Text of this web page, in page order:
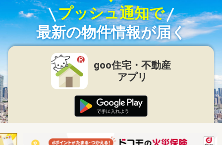
プッシュ通知で
最新の物件情報が届く
goo住宅・不動産
アプリ